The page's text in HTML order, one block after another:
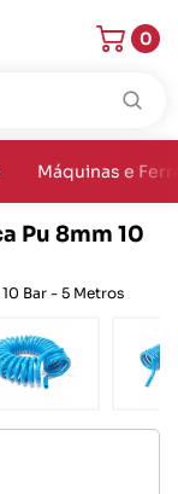
0
Máquinas e
Pu 8mm 10